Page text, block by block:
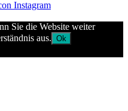
Sie die Website weiter
aus. Ok